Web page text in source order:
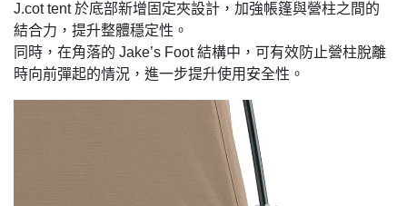
J.cot tent 於底部新增固定夾設計，加強帳篷與營柱之間的
結合力，提升整體穩定性。
同時，在角落的 Jake’s Foot 結構中，可有效防止營柱脫離
時向前彈起的情況，進一步提升使用安全性。